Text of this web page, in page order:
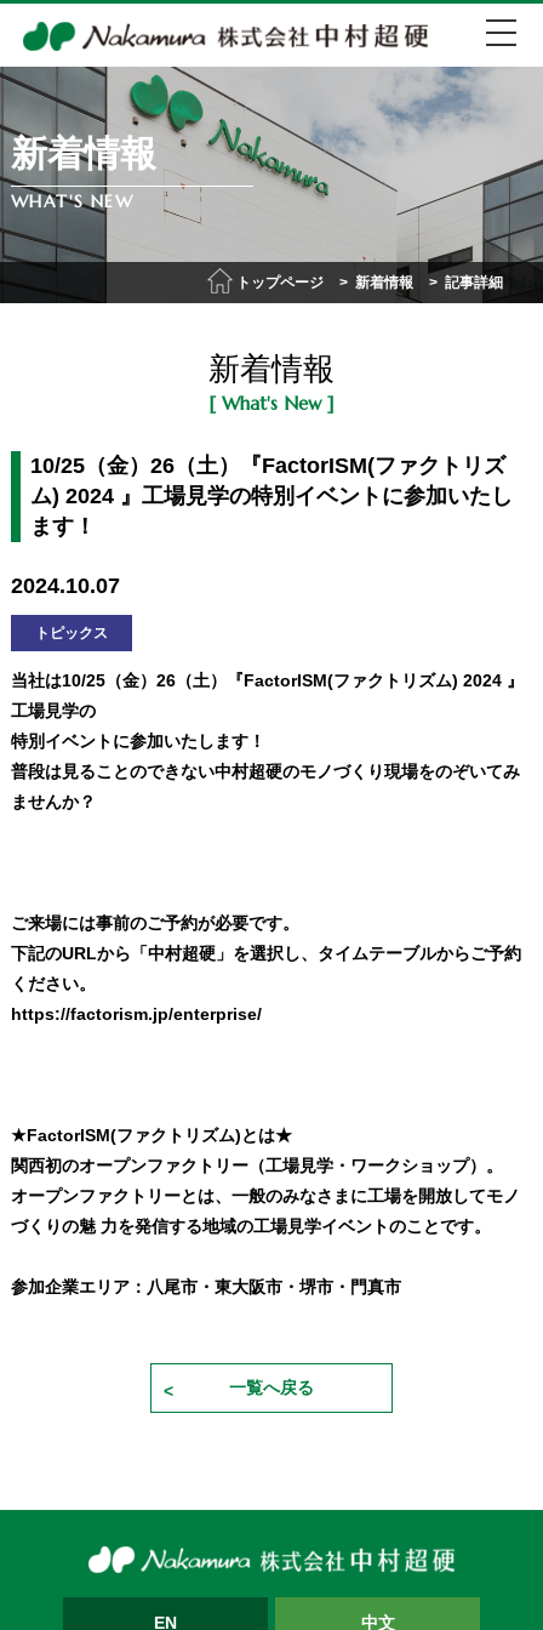
072-274-0007
会社紹介
新着情報
WHAT'S NEW
トップページ 新着情報 記事詳細
新着情報
[ What's New ]
10/25（金）26（土）『FactorISM(ファクトリズ
ム) 2024 』工場見学の特別イベントに参加いたし
ます！
2024.10.07
トピックス
当社は10/25（金）26（土）『FactorISM(ファクトリズム) 2024 』
工場見学の
特別イベントに参加いたします！
普段は見ることのできない中村超硬のモノづくり現場をのぞいてみ
ませんか？
ご来場には事前のご予約が必要です。
下記のURLから「中村超硬」を選択し、タイムテーブルからご予約
ください。
https://factorism.jp/enterprise/
★FactorISM(ファクトリズム)とは★
関西初のオープンファクトリー（工場見学・ワークショップ）。
オープンファクトリーとは、一般のみなさまに工場を開放してモノ
づくりの魅 力を発信する地域の工場見学イベントのことです。
参加企業エリア：八尾市・東大阪市・堺市・門真市
一覧へ戻る
EN 中文